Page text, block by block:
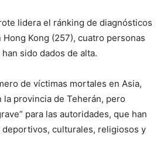
lidera el ránking de diagnósticos
Kong (257), cuatro personas
sido dados de alta.
de víctimas mortales en Asia,
provincia de Teherán, pero
para las autoridades, que han
culturales, religiosos y